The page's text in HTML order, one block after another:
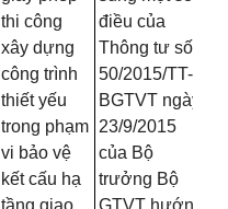
thi công
xây dựng
công trình
thiết yếu
trong phạm
vi bảo vệ
kết cấu hạ
tầng giao
điều của
Thông tư số
50/2015/TT-
BGTVT ngày
23/9/2015
của Bộ
trưởng Bộ
GTVT hướng